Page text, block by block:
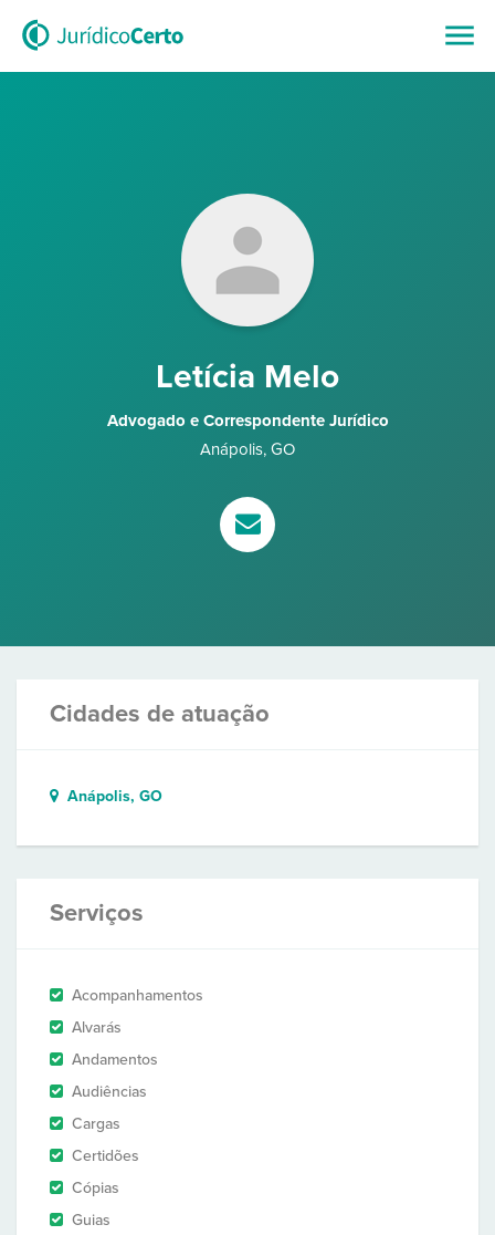
Letícia Melo
Advogado e Correspondente Jurídico
Anápolis, GO
Cidades de atuação
Anápolis, GO
Serviços
Acompanhamentos
Alvarás
Andamentos
Audiências
Cargas
Certidões
Cópias
Guias